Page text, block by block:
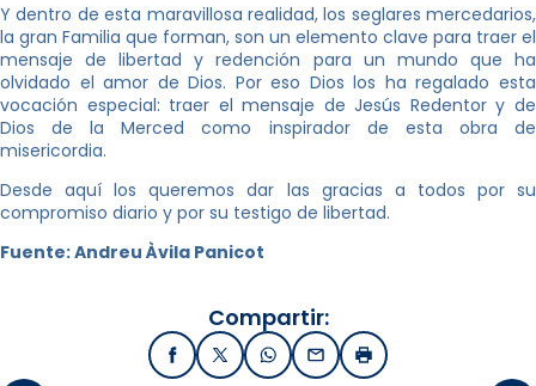
Y dentro de esta maravillosa realidad, los seglares mercedarios,
la gran Familia que forman, son un elemento clave para traer el
mensaje de libertad y redención para un mundo que ha
olvidado el amor de Dios. Por eso Dios los ha regalado esta
vocación especial: traer el mensaje de Jesús Redentor y de
Dios de la Merced como inspirador de esta obra de
misericordia.
Desde aquí los queremos dar las gracias a todos por su
compromiso diario y por su testigo de libertad.
Fuente: Andreu Àvila Panicot
Compartir:
FacebookX / TwitterWhatsApp
EmailImprimir